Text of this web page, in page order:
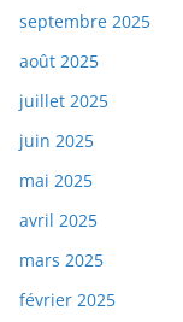
septembre 2025
août 2025
juillet 2025
juin 2025
mai 2025
avril 2025
mars 2025
février 2025